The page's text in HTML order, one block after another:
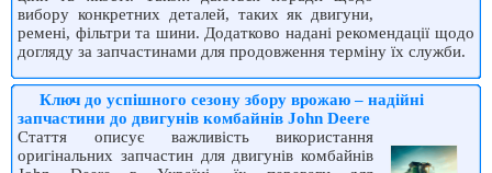
вибору конкретних деталей, таких як двигуни,
ремені, фільтри та шини. Додатково надані рекомендації щодо
догляду за запчастинами для продовження терміну їх служби.
Ключ до успішного сезону збору врожаю – надійні
запчастини до двигунів комбайнів John Deere
Стаття описує важливість використання
оригінальних запчастин для двигунів комбайнів